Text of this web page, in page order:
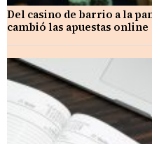
Del casino de barrio a la
cambió las apuestas online